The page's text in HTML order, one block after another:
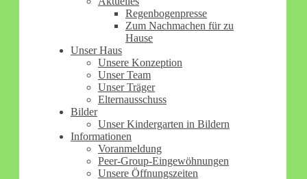
Regenbogenpresse
Zum Nachmachen für zu
Hause
Unser Haus
Unsere Konzeption
Unser Team
Unser Träger
Elternausschuss
Bilder
Unser Kindergarten in Bildern
Informationen
Voranmeldung
Peer-Group-Eingewöhnungen
Unsere Öffnungszeiten